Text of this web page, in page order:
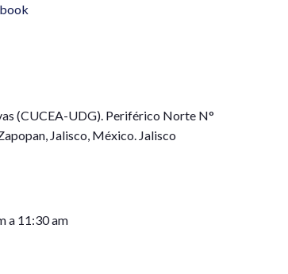
(CUCEA-UDG). Periférico Norte N°
Jalisco, México. Jalisco
a 11:30 am